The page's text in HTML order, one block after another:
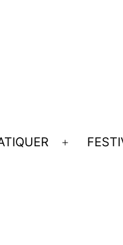
Ouvrir